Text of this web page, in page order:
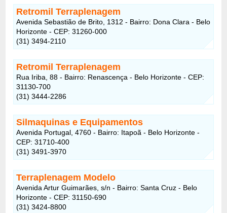
Retromil Terraplenagem
Avenida Sebastião de Brito, 1312 - Bairro: Dona Clara - Belo
Horizonte - CEP: 31260-000
(31) 3494-2110
Retromil Terraplenagem
Rua Iriba, 88 - Bairro: Renascença - Belo Horizonte - CEP:
31130-700
(31) 3444-2286
Silmaquinas e Equipamentos
Avenida Portugal, 4760 - Bairro: Itapoã - Belo Horizonte -
CEP: 31710-400
(31) 3491-3970
Terraplenagem Modelo
Avenida Artur Guimarães, s/n - Bairro: Santa Cruz - Belo
Horizonte - CEP: 31150-690
(31) 3424-8800